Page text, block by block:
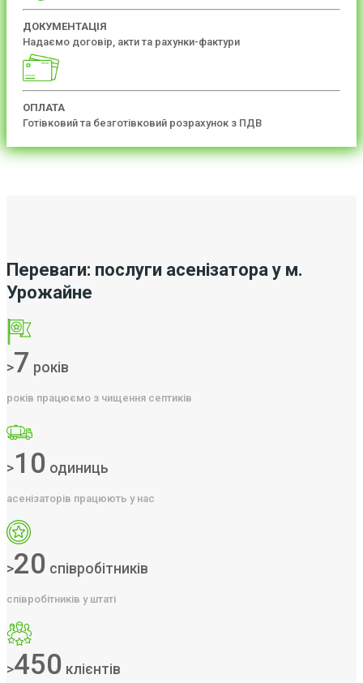
ДОКУМЕНТАЦІЯ
Надаємо договір, акти та рахунки-фактури
ОПЛАТА
Готівковий та безготівковий розрахунок з ПДВ
Переваги: послуги асенізатора у м.
Урожайне
>7 років
років працюємо з чищення септиків
>10 одиниць
асенізаторів працюють у нас
>20 співробітників
співробітників у штаті
>450 клієнтів